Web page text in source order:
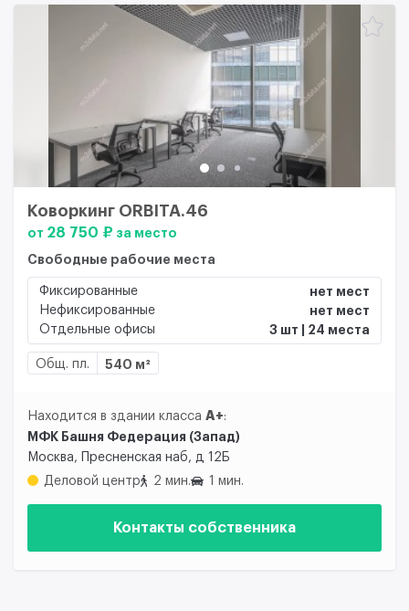
Коворкинг ORBITA.46
от 28 750 ₽ за место
Свободные рабочие места
Фиксированные
нет мест
Нефиксированные
нет мест
Отдельные офисы
3 шт | 24 места
Общ. пл. 540 м²
Находится в здании класса A+:
МФК Башня Федерация (Запад)
Москва, Пресненская наб, д 12Б
Деловой центр
2 мин. 1 мин.
Контакты собственника